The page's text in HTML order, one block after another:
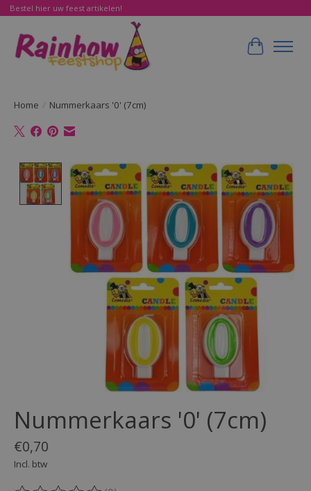
Bestel hier uw feest artikelen!
Home / Nummerkaars '0' (7cm)
Product image slideshow Items
Nummerkaars '0' (7cm)
€0,70
Incl. btw